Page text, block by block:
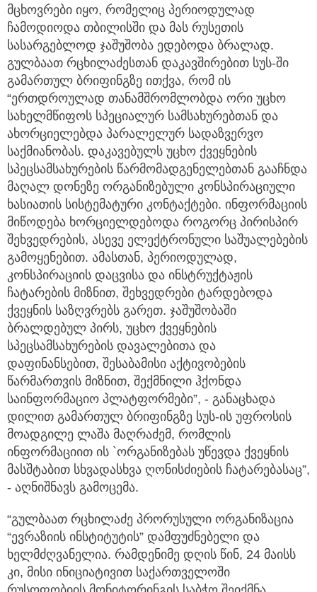
მცხოვრები იყო, რომელიც პერიოდულად
ჩამოდიოდა თბილისში და მას რუსეთის
სასარგებლოდ ჯაშუშობა ედებოდა ბრალად.
გულბაათ რცხილაძესთან დაკავშირებით სუს-ში
გამართულ ბრიფინგზე ითქვა, რომ ის
“ერთდროულად თანამშრომლობდა ორი უცხო
სახელმწიფოს სპეციალურ სამსახურებთან და
ახორციელებდა პარალელურ სადაზვერვო
საქმიანობას. დაკავებულს უცხო ქვეყნების
სპეცსამსახურების წარმომადგენელებთან გააჩნდა
მაღალ დონეზე ორგანიზებული კონსპირაციული
ხასიათის სისტემატური კონტაქტები. ინფორმაციის
მიწოდება ხორციელდებოდა როგორც პირისპირ
შეხვედრების, ასევე ელექტრონული საშუალებების
გამოყენებით. ამასთან, პერიოდულად,
კონსპირაციის დაცვისა და ინსტრუქტაჟის
ჩატარების მიზნით, შეხვედრები ტარდებოდა
ქვეყნის საზღვრებს გარეთ. ჯაშუშობაში
ბრალდებულ პირს, უცხო ქვეყნების
სპეცსამსახურების დავალებითა და
დაფინანსებით, შესაბამისი აქტივობების
წარმართვის მიზნით, შექმნილი ჰქონდა
საინფორმაციო პლატფორმები”, - განაცხადა
დილით გამართულ ბრიფინგზე სუს-ის უფროსის
მოადგილე ლაშა მაღრაძემ, რომლის
ინფორმაციით ის `ორგანიზებას უწევდა ქვეყნის
მასშტაბით სხვადასხვა ღონისძიების ჩატარებასაც”,
- აღნიშნავს გამოცემა.
“გულბაათ რცხილაძე პრორუსული ორგანიზაცია
“ევრაზიის ინსტიტუტის” დამფუძნებელი და
ხელმძღვანელია. რამდენიმე დღის წინ, 24 მაისს
კი, მისი ინიციატივით საქართველოში